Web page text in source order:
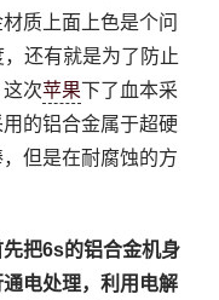
质上面上色是个问
还有就是为了防止
这次苹果下了血本采
的铝合金属于超硬
但是在耐腐蚀的方
先把6s的铝合金机身
电处理，利用电解